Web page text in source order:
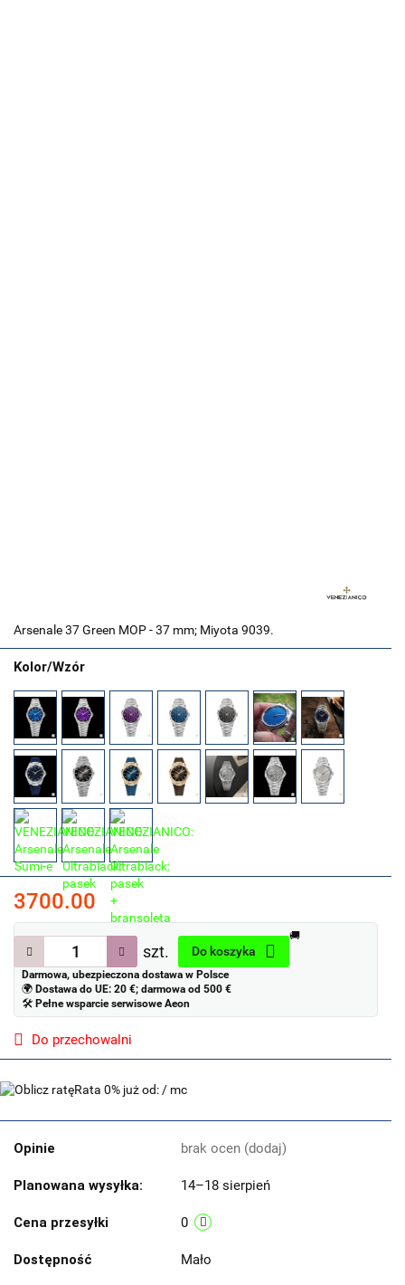
Arsenale 37 Green MOP - 37 mm; Miyota 9039.
Kolor/Wzór
3700.00
szt. Do koszyka
🚚
Darmowa, ubezpieczona dostawa w Polsce
🌍 Dostawa do UE: 20 €; darmowa od 500 €
🛠 Pełne wsparcie serwisowe Aeon
Do przechowalni
Rata 0% już od: / mc
Opinie brak ocen (dodaj)
Planowana wysyłka: 14–18 sierpień
Cena przesyłki 0
Dostępność Mało